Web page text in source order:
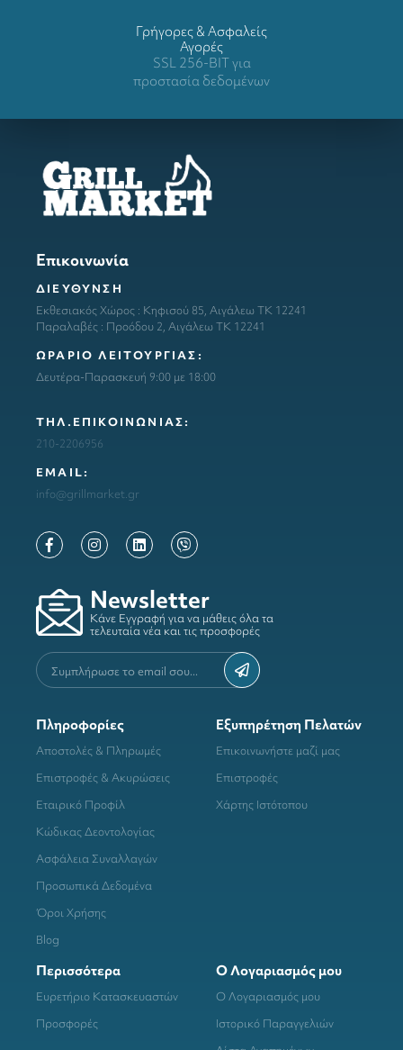
Γρήγορες & Ασφαλείς
Αγορές
SSL 256-BIT για
προστασία δεδομένων
Επικοινωνία
ΔΙΕΥΘΥΝΣΗ
Εκθεσιακός Χώρος : Κηφισού 85, Αιγάλεω ΤΚ 12241
Παραλαβές : Προόδου 2, Αιγάλεω ΤΚ 12241
ΩΡΑΡΙΟ ΛΕΙΤΟΥΡΓΙΑΣ:
Δευτέρα-Παρασκευή 9:00 με 18:00
ΤΗΛ.ΕΠΙΚΟΙΝΩΝΙΑΣ:
210-2206956
ΕΜΑΙL:
info@grillmarket.gr
Newsletter
Κάνε Εγγραφή για να μάθεις όλα τα
τελευταία νέα και τις προσφορές
Πληροφορίες
Αποστολές & Πληρωμές
Επιστροφές & Ακυρώσεις
Εταιρικό Προφίλ
Κώδικας Δεοντολογίας
Ασφάλεια Συναλλαγών
Προσωπικά Δεδομένα
Όροι Χρήσης
Blog
Εξυπηρέτηση Πελατών
Επικοινωνήστε μαζί μας
Επιστροφές
Χάρτης Ιστότοπου
Περισσότερα
Ευρετήριο Κατασκευαστών
Προσφορές
Ο Λογαριασμός μου
Ο Λογαριασμός μου
Ιστορικό Παραγγελιών